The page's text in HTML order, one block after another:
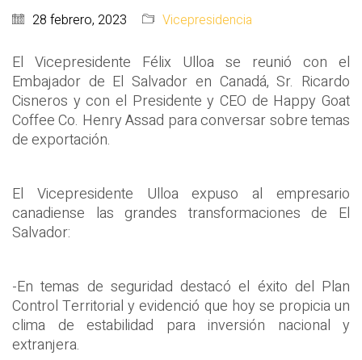
28 febrero, 2023 Vicepresidencia
El Vicepresidente Félix Ulloa se reunió con el
Embajador de El Salvador en Canadá, Sr. Ricardo
Cisneros y con el Presidente y CEO de Happy Goat
Coffee Co. Henry Assad para conversar sobre temas
de exportación.
El Vicepresidente Ulloa expuso al empresario
canadiense las grandes transformaciones de El
Salvador:
-En temas de seguridad destacó el éxito del Plan
Control Territorial y evidenció que hoy se propicia un
clima de estabilidad para inversión nacional y
extranjera.